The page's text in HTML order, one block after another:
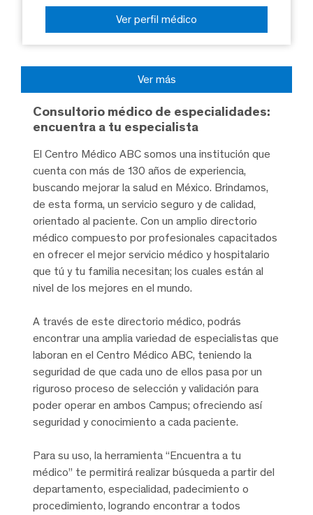
Ver perfil médico
Ver más
Consultorio médico de especialidades:
encuentra a tu especialista
El Centro Médico ABC somos una institución que
cuenta con más de 130 años de experiencia,
buscando mejorar la salud en México. Brindamos,
de esta forma, un servicio seguro y de calidad,
orientado al paciente. Con un amplio directorio
médico compuesto por profesionales capacitados
en ofrecer el mejor servicio médico y hospitalario
que tú y tu familia necesitan; los cuales están al
nivel de los mejores en el mundo.
A través de este directorio médico, podrás
encontrar una amplia variedad de especialistas que
laboran en el Centro Médico ABC, teniendo la
seguridad de que cada uno de ellos pasa por un
riguroso proceso de selección y validación para
poder operar en ambos Campus; ofreciendo así
seguridad y conocimiento a cada paciente.
Para su uso, la herramienta “Encuentra a tu
médico” te permitirá realizar búsqueda a partir del
departamento, especialidad, padecimiento o
procedimiento, logrando encontrar a todos